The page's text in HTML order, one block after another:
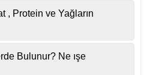
, Protein ve Yağların
Bulunur? Ne ışe